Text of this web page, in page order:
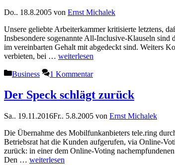
Do.. 18.8.2005 von Ernst Michalek
Unsere geliebte Arbeiterkammer kritisierte letztens,
Insbesondere sogenannte All-Inclusive-Klauseln
im vereinbarten Gehalt mit abgedeckt sind. Weiters
verbieten, bei … weiterlesen
Kategorien
Business 1 Kommentar
Der Speck schlägt zurück
Sa.. 19.11.2016Fr.. 5.8.2005 von Ernst Michalek
Die Übernahme des Mobilfunkanbieters tele.ring
Betriebsrat hat die Kunden aufgerufen, via Online-
zurück: in einer dem Online-Voting
Den … weiterlesen